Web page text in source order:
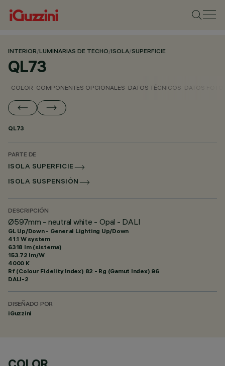
INTERIOR/LUMINARIAS DE TECHO/ISOLA/SUPERFICIE
QL73
COLOR COMPONENTES OPCIONALES DATOS TÉCNICOS DATOS
QL73
PARTE DE
ISOLA SUPERFICIE
ISOLA SUSPENSIÓN
DESCRIPCIÓN
Ø597mm - neutral white - Opal - DALI
GL Up/Down - General Lighting Up/Down
41.1 W system
6318 lm (sistema)
153.72 lm/W
4000 K
Rf (Colour Fidelity Index) 82 - Rg (Gamut Index) 96
DALI-2
DISEÑADO POR
iGuzzini